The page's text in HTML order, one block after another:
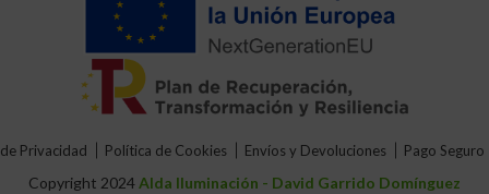
Privacidad Política de Cookies Envíos y Devoluciones Pago Seguro
Copyright 2024Alda Iluminación - David Garrido Domínguez